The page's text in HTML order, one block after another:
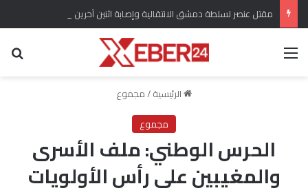
القائمة
الرئيسية/مجموع
مجموع
الحرس الوطني: ملف الأسرى
والمغيبين على رأس الأولويات